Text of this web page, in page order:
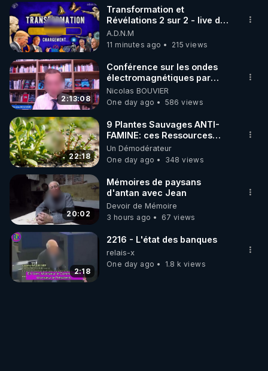
▶ 30 jours gratuit sur l’application de méditation et
de bien-être ENVOL :
Rendez-vous sur https://www.envol.app/code
le code : REGENERE
Transformation et
Révélations 2 sur 2 - live du
07/08/26
A.D.N.M
11 minutes ago
215 views
2:13:08
Conférence sur les ondes
électromagnétiques par
Grégoire Caustru et Bart de
Wever !
Nicolas BOUVIER
One day ago
586 views
22:18
9 Plantes Sauvages ANTI-
FAMINE: ces Ressources
JARDIN&des Haies
Un Démodérateur
One day ago
348 views
20:02
Mémoires de paysans
d'antan avec Jean
Devoir de Mémoire
3 hours ago
67 views
2:18
2216 - L'état des banques
relais-x
One day ago
1.8 k views